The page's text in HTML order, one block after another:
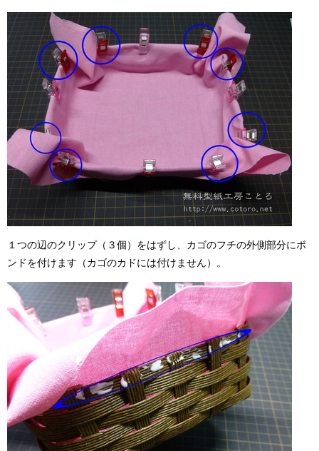
１つの辺のクリップ（３個）をはずし、カゴのフチの外側部分にボ
ンドを付けます（カゴのカドには付けません）。